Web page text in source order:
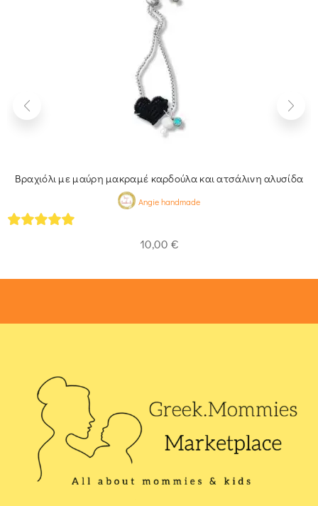
Βραχιόλι με μαύρη μακραμέ καρδούλα και ατσάλινη αλυσίδα
Angie handmade
10,00 €